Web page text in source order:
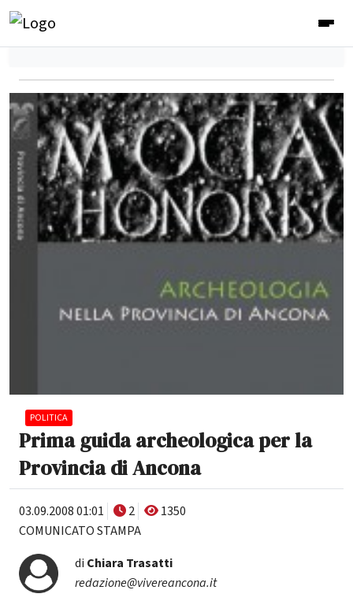
POLITICA
Prima guida archeologica per la
Provincia di Ancona
03.09.2008 01:01 2
1350
COMUNICATO STAMPA
di Chiara Trasatti
redazione@vivereancona.it